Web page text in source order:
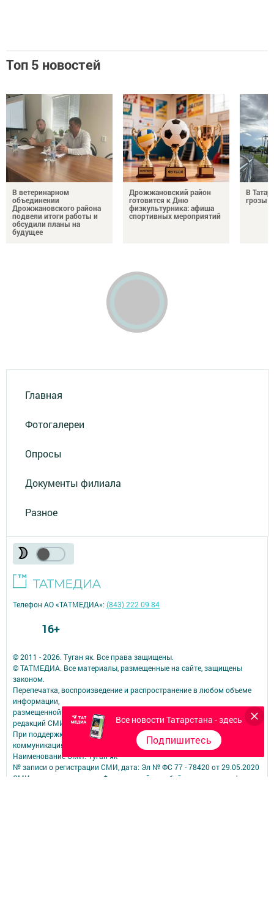
Топ 5 новостей
В ветеринарном
объединении
Дрожжановского района
подвели итоги работы и
обсудили планы на
будущее
Дрожжановский район
готовится к Дню
физкультурника: афиша
спортивных мероприятий
В
грозы
Главная
Фотогалереи
Опросы
Документы филиала
Разное
Все новости Татарстана - здесь
Подпишитесь
© 2011 - 2026. Туган як. Все права защищены.
© ТАТМЕДИА. Все материалы, размещенные на сайте, защищены
законом.
Перепечатка, воспроизведение и распространение в любом объеме
информации,
размещенной на сайте, возможна только с письменного согласия
редакций СМИ.
При поддержке Республиканского агентства по печати и массовым
коммуникациям.
Наименование СМИ: Туган як
№ записи о регистрации СМИ, дата: Эл № ФС 77 - 78420 от 29.05.2020
СМИ зарегистрированно Федеральной службой по надзору в сфере
Телефон АО «ТАТМЕДИА»:(843) 222 09 84
16+